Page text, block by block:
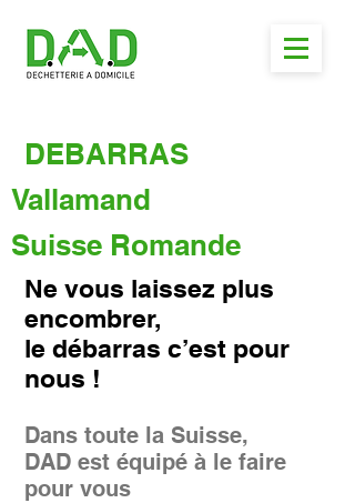
DEBARRAS
Vallamand
Suisse Romande
Ne vous laissez plus
encombrer,
le débarras c’est pour
nous !
Dans toute la Suisse,
DAD est équipé à le faire
pour vous